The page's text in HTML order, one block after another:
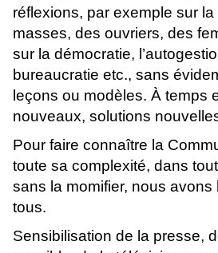
réflexions, par exemple sur
masses, des ouvriers, des
sur la démocratie,
bureaucratie etc., sans
leçons ou modèles. À temps
nouveaux, solutions
Pour faire connaître la
toute sa complexité, dans
sans la momifier, nous
tous.
Sensibilisation de la presse,